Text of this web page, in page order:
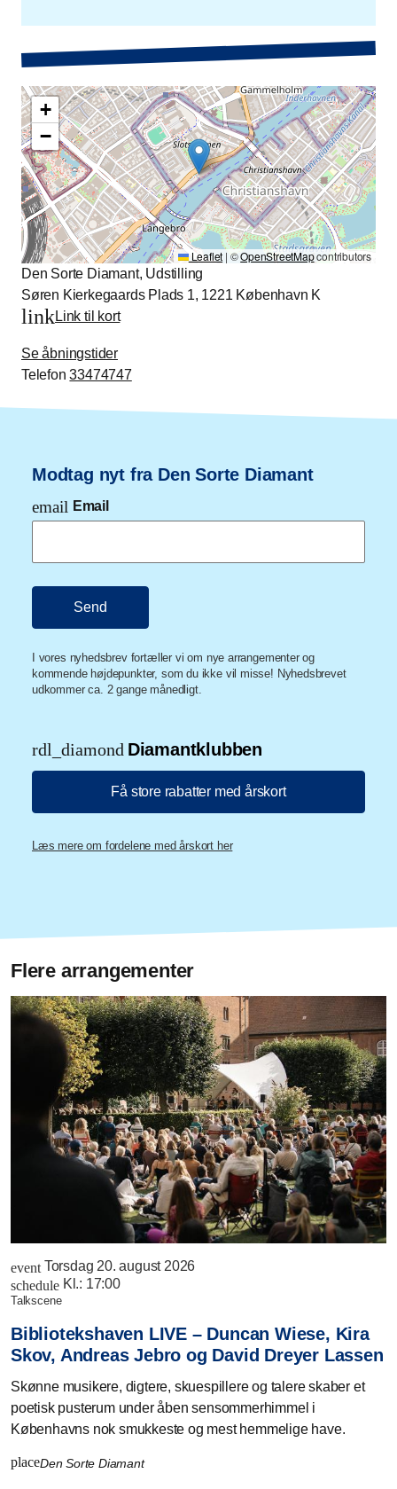
+
−
Leaflet | ©OpenStreetMapcontributors
Den Sorte Diamant, Udstilling
Søren Kierkegaards Plads 1, 1221 København K
linkLink til kort
Se åbningstider
Telefon33474747
Modtag nyt fra Den Sorte Diamant
email Email
I vores nyhedsbrev fortæller vi om nye arrangementer og
kommende højdepunkter, som du ikke vil misse! Nyhedsbrevet
udkommer ca. 2 gange månedligt.
rdl_diamond Diamantklubben
Få store rabatter med årskort
Læs mere om fordelene med årskort her
Flere arrangementer
event Torsdag 20. august 2026
schedule Kl.: 17:00
talkscene
Bibliotekshaven LIVE – Duncan Wiese, Kira
Skov, Andreas Jebro og David Dreyer Lassen
Skønne musikere, digtere, skuespillere og talere skaber et
poetisk pusterum under åben sensommerhimmel i
Københavns nok smukkeste og mest hemmelige have.
placeDen Sorte Diamant